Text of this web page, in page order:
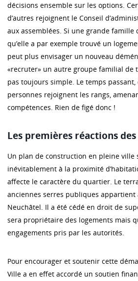
décisions ensemble sur les options.
d’autres rejoignent le Conseil
aux assemblées. Si une grande
qu’elle a par exemple trouvé un
peut plus envisager un nouveau
«recruter» un autre groupe familial de
pas toujours simple. Le temps passant,
personnes rejoignent les rangs,
compétences. Rien de figé donc !
Les premières réactions
Un plan de construction en pleine ville
inévitablement à la proximité
affecte le caractère du quartier. Le
anciennes serres publiques appartient
Neuchâtel. Il a été cédé en droit de
sera propriétaire des logements mais
engagements pris par les autorités.
Pour encourager et soutenir cette
Ville a en effet accordé un soutien